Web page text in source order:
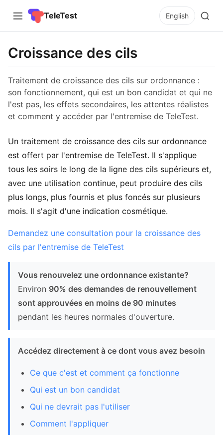
TeleTest English
Croissance des cils
Traitement de croissance des cils sur ordonnance :
son fonctionnement, qui est un bon candidat et qui ne
l'est pas, les effets secondaires, les attentes réalistes
et comment y accéder par l'entremise de TeleTest.
Un traitement de croissance des cils sur ordonnance
est offert par l'entremise de TeleTest. Il s'applique
tous les soirs le long de la ligne des cils supérieurs et,
avec une utilisation continue, peut produire des cils
plus longs, plus fournis et plus foncés sur plusieurs
mois. Il s'agit d'une indication cosmétique.
Demandez une consultation pour la croissance des
cils par l'entremise de TeleTest
Vous renouvelez une ordonnance existante?
Environ 90% des demandes de renouvellement
sont approuvées en moins de 90 minutes
pendant les heures normales d'ouverture.
Accédez directement à ce dont vous avez besoin
Ce que c'est et comment ça fonctionne
Qui est un bon candidat
Qui ne devrait pas l'utiliser
Comment l'appliquer